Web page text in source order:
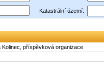
Katastrální území:
příspěvková organizace